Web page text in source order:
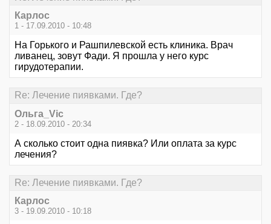
Карлос
1 - 17.09.2010 - 10:48
На Горького и Рашпилевской есть клиника. Врач
ливанец, зовут Фади. Я прошла у него курс
гирудотерапии.
Re: Лечение пиявками. Где?
Ольга_Vic
2 - 18.09.2010 - 20:34
А сколько стоит одна пиявка? Или оплата за курс
лечения?
Re: Лечение пиявками. Где?
Карлос
3 - 19.09.2010 - 10:18